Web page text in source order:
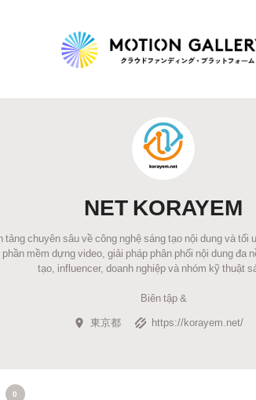
Highlight
新着プロジェクト
Feature
タグから探す キュレーターから探す
Legendary
最新達成プロジェクト 調達額が大きい
NET KORAYEM
tảng chuyên sâu về công nghệ sáng tạo nội dung và
mềm dựng video, giải pháp phân phối nội dung đa
tạo, influencer, doanh nghiệp và nhóm kỹ thuật
Biên tập &
東京都
https://korayem.net/
0